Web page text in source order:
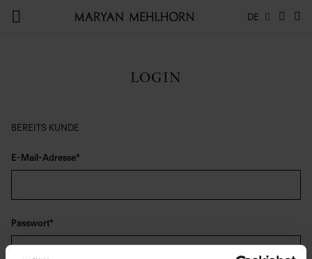
DE
LOGIN
BEREITS KUNDE
E-Mail-Adresse
Passwort